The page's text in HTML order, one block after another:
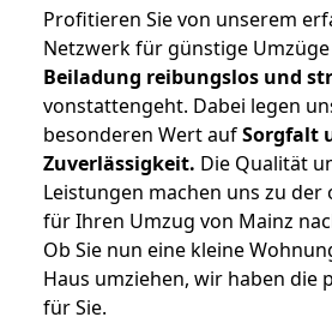
Profitieren Sie von unserem
Netzwerk für günstige
Beiladung reibungslos und
vonstattengeht. Dabei legen
besonderen Wert aufSorgfalt
Zuverlässigkeit. Die Qualität
Leistungen machen uns zu der
für Ihren Umzug von Mainz
Ob Sie nun eine kleine
Haus umziehen, wir haben die
für Sie.